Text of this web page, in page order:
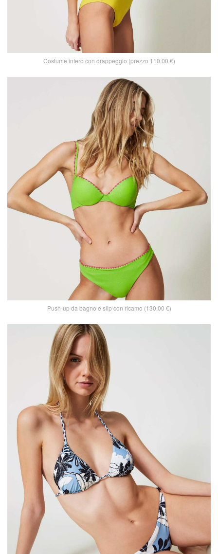
Costume intero con drappeggio (prezzo 110,00 €)
Push-up da bagno e slip con ricamo (130,00 €)